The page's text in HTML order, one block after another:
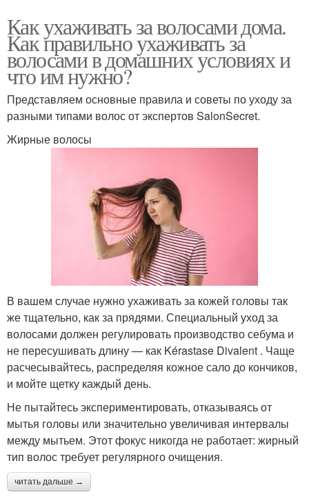
Как ухаживать за волосами дома.
Как правильно ухаживать за
волосами в домашних условиях и
что им нужно?
Представляем основные правила и советы по уходу за
разными типами волос от экспертов SalonSecret.
Жирные волосы
В вашем случае нужно ухаживать за кожей головы так
же тщательно, как за прядями. Специальный уход за
волосами должен регулировать производство себума и
не пересушивать длину — как Kérastase Divalent . Чаще
расчесывайтесь, распределяя кожное сало до кончиков,
и мойте щетку каждый день.
Не пытайтесь экспериментировать, отказываясь от
мытья головы или значительно увеличивая интервалы
между мытьем. Этот фокус никогда не работает: жирный
тип волос требует регулярного очищения.
читать дальше →